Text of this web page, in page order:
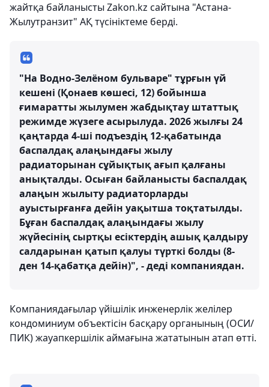
жайтқа байланысты Zakon.kz сайтына "Астана-
Жылутранзит" АҚ түсініктеме берді.
"На Водно-Зелёном бульваре" тұрғын үй
кешені (Қонаев көшесі, 12) бойынша
ғимаратты жылумен жабдықтау штаттық
режимде жүзеге асырылуда. 2026 жылғы 24
қаңтарда 4-ші подъездің 12-қабатында
баспалдақ алаңындағы жылу
радиаторынан сұйықтық ағып қалғаны
анықталды. Осыған байланысты баспалдақ
алаңын жылыту радиаторларды
ауыстырғанға дейін уақытша тоқтатылды.
Бұған баспалдақ алаңындағы жылу
жүйесінің сыртқы есіктердің ашық қалдыру
салдарынан қатып қалуы түрткі болды (8-
ден 14-қабатқа дейін)", - деді компаниядан.
Компаниядағылар үйішілік инженерлік желілер
кондоминиум объектісін басқару органының (ОСИ/
ПИК) жауапкершілік аймағына жататынын атап өтті.